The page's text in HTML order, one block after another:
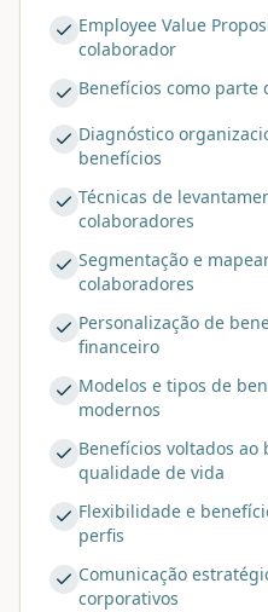
Employee Value
colaborador
Benefícios como parte
Diagnóstico
benefícios
Técnicas de
colaboradores
Segmentação e
colaboradores
Personalização de
financeiro
Modelos e tipos de
modernos
Benefícios voltados
qualidade de vida
Flexibilidade e
perfis
Comunicação
corporativos